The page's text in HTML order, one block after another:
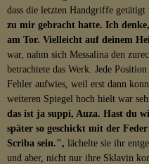
dass die letzten Handgriffe getätigt
zu mir gebracht hatte. Ich
am Tor. Vielleicht auf deinem
war, nahm sich Messalina den
betrachtete das Werk. Jede
Fehler aufwies, weil erst dann
weiteren Spiegel hoch hielt war
das ist ja suppi, Auza. Hast du
später so geschickt mit der
Scriba sein.", lächelte sie ihr
und aber, nicht nur ihre Sklavin